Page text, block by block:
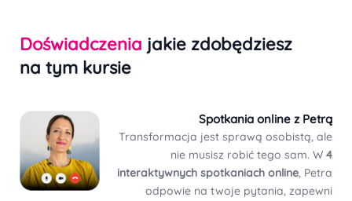
Doświadczenia jakie zdobędziesz
na tym kursie
Spotkania online z Petrą
Transformacja jest sprawą osobistą, ale
nie musisz robić tego sam. W 4
interaktywnych spotkaniach online, Petra
odpowie na twoje pytania, zapewni